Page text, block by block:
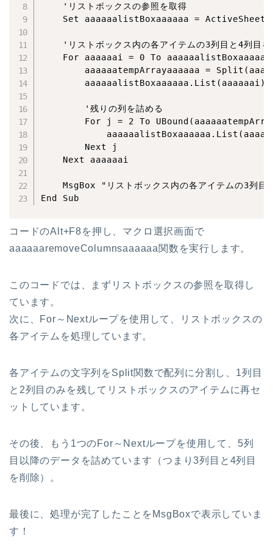
    'リストボックスの参照を取得
Set aaaaaalistBoxaaaaaa =
'リストボックス内の各アイテムの3列目と4列目を
For aaaaaai = 0 To
aaaaaatempArrayaaaaaa =
aaaaaalistBoxaaaaaa.List(aaaaaai)
        '残りの列を詰める
For j = 2 To
        Next j
    Next aaaaaai
MsgBox "リストボックス内の各アイテムの3列
コードのAlt+F8を押し、マクロ選択画面で
aaaaaaremoveColumnsaaaaaa関数を実行します。
このコードでは、まずリストボックスの参照を取得し
ています。
次に、For～Nextループを使用して、リストボックスの
各アイテムを処理しています。
各アイテムの文字列をSplit関数で配列に分割し、1列目
と2列目のみを残してリストボックスのアイテムに再セ
ットしています。
その後、もう1つのFor～Nextループを使用して、5列
目以降のデータを詰めています（つまり3列目と4列目
を削除）。
最後に、処理が完了したことをMsgBoxで表示していま
す！